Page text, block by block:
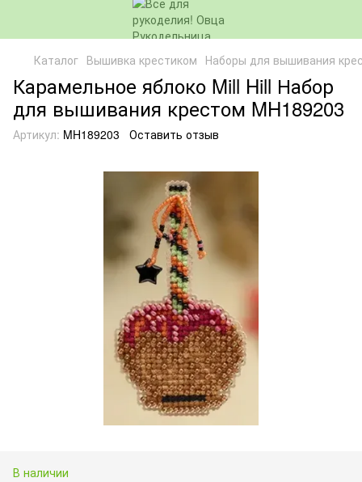
Каталог Вышивка крестиком Наборы для вышивания
Карамельное яблоко Mill Hill Набор
для вышивания крестом MH189203
Артикул: MH189203 Оставить отзыв
В наличии